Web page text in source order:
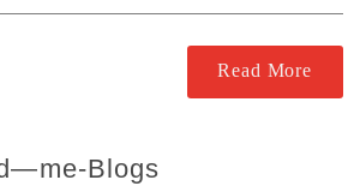
Read More
Blogs